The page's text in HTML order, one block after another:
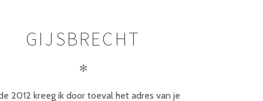
GIJSBRECHT
✻
2012 kreeg ik door toeval het adres van je